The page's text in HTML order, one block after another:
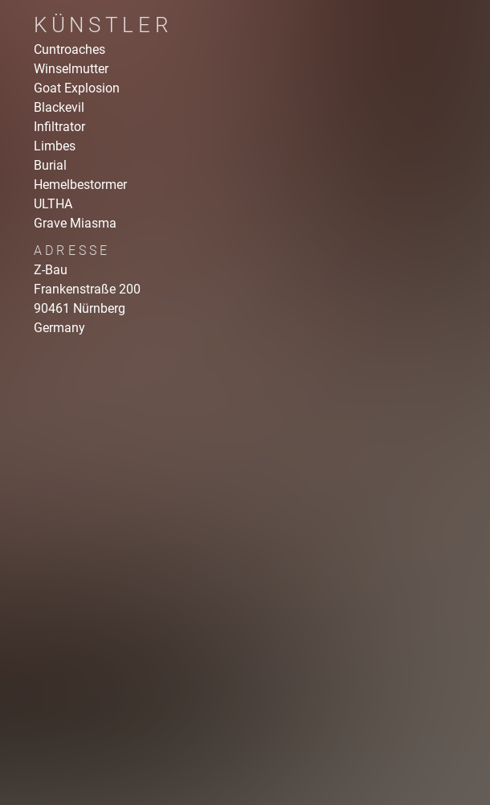
KÜNSTLER
Cuntroaches
Winselmutter
Goat Explosion
Blackevil
Infiltrator
Limbes
Burial
Hemelbestormer
ULTHA
Grave Miasma
ADRESSE
Z-Bau
Frankenstraße 200
90461 Nürnberg
Germany